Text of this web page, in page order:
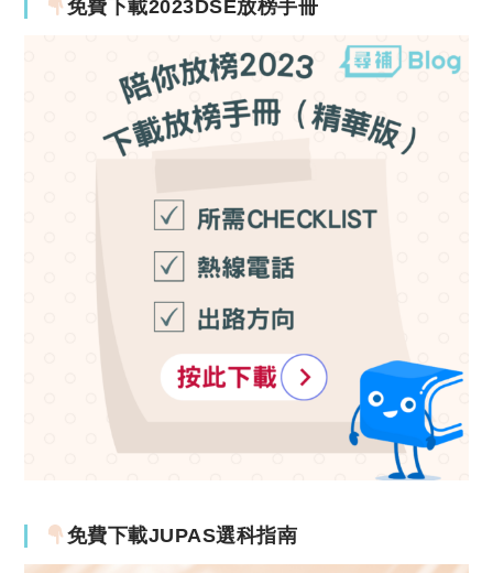
免費下載2023DSE放榜手冊
免費下載JUPAS選科指南